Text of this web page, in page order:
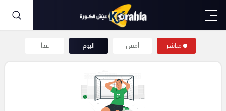
مباشر أمس اليوم غداً